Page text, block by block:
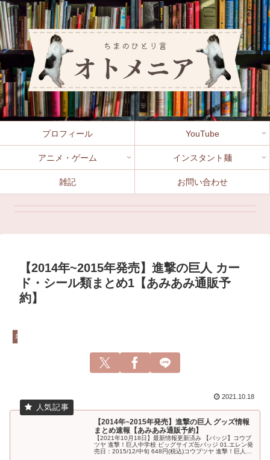
プロフィール YouTube
アニメ・ゲーム インスタント麺
雑記 お問い合わせ
【イラストで説明】郵便局局留めの正しい住所の書き方【初
心者でも安心】
【初心者でも安心】アクリルスタンドの梱包方法【簡単補
強】
【2014年~2015年発売】進撃の巨人 カー
ド・シール類まとめ1【あみあみ通販予
約】
最新情報
2021.10.18
【2014年~2015年発売】進撃の巨人 グッズ情報
まとめ速報【あみあみ通販予約】
【2021年10月18日】最新情報更新済み 【バッジ】コウブ
ツヤ 進撃！巨人中学校 ビッグサイズ缶バッジ 01.エレン発
売日：2015/12/中旬 648円(税込)コウブツヤ 進撃！巨人中